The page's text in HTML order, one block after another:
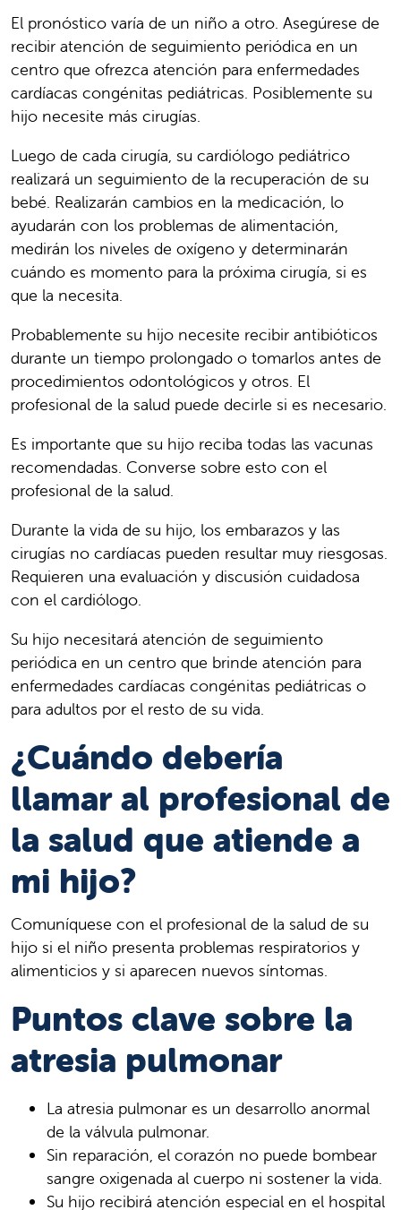
El pronóstico varía de un niño a otro. Asegúrese de
recibir atención de seguimiento periódica en un
centro que ofrezca atención para enfermedades
cardíacas congénitas pediátricas. Posiblemente su
hijo necesite más cirugías.
Luego de cada cirugía, su cardiólogo pediátrico
realizará un seguimiento de la recuperación de su
bebé. Realizarán cambios en la medicación, lo
ayudarán con los problemas de alimentación,
medirán los niveles de oxígeno y determinarán
cuándo es momento para la próxima cirugía, si es
que la necesita.
Probablemente su hijo necesite recibir antibióticos
durante un tiempo prolongado o tomarlos antes de
procedimientos odontológicos y otros. El
profesional de la salud puede decirle si es necesario.
Es importante que su hijo reciba todas las vacunas
recomendadas. Converse sobre esto con el
profesional de la salud.
Durante la vida de su hijo, los embarazos y las
cirugías no cardíacas pueden resultar muy riesgosas.
Requieren una evaluación y discusión cuidadosa
con el cardiólogo.
Su hijo necesitará atención de seguimiento
periódica en un centro que brinde atención para
enfermedades cardíacas congénitas pediátricas o
para adultos por el resto de su vida.
¿Cuándo debería
llamar al profesional de
la salud que atiende a
mi hijo?
Comuníquese con el profesional de la salud de su
hijo si el niño presenta problemas respiratorios y
alimenticios y si aparecen nuevos síntomas.
Puntos clave sobre la
atresia pulmonar
La atresia pulmonar es un desarrollo anormal
de la válvula pulmonar.
Sin reparación, el corazón no puede bombear
sangre oxigenada al cuerpo ni sostener la vida.
Su hijo recibirá atención especial en el hospital